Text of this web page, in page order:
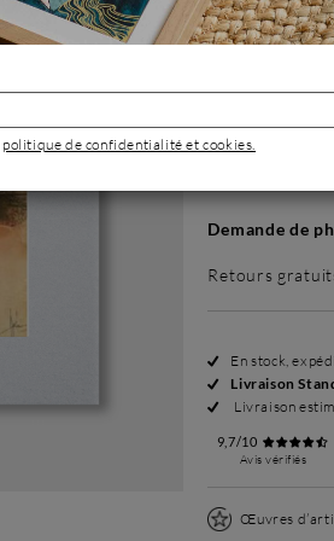
499 €
Demande de
Retours
En stock,
Livraison
Livraison
9,7/10
Avis vérifiés
Œuvres
politique de confidentialité et cookies.